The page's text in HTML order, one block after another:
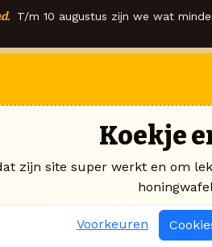
T/m 10 augustus zijn we wat
Koekje
zijn site super werkt en om
Voorkeuren